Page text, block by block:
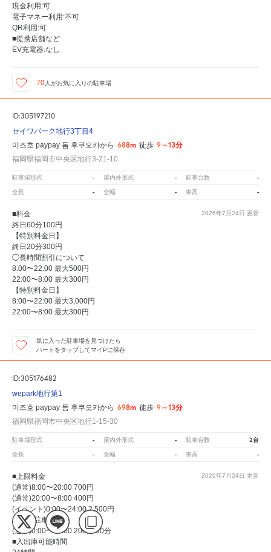
現金利用:可
電子マネー利用:不可
QR利用:可
■提携店舗など
EV充電器:なし
70 人がお気に入りの駐車場
ID:305197210
セイワパーク地行3丁目4
미즈호 paypay 돔 후쿠오카から 688m 徒歩 9～13分
福岡県福岡市中央区地行3-21-10
駐車場形式 - 屋内外形式 - 駐車台数 -
全長 - 全幅 - 車高 -
2026年7月24日 更新
■料金
終日60分100円
【特別料金日】
終日20分300円
◯長時間割引について
8:00〜22:00 最大500円
22:00〜8:00 最大300円
【特別料金日】
8:00〜22:00 最大3,000円
22:00〜8:00 最大300円
気に入った駐車場を見つけたら
ハートをタップしてマイPに保存
ID:305176482
wepark地行第1
미즈호 paypay 돔 후쿠오카から 698m 徒歩 9～13分
福岡県福岡市中央区地行1-15-30
駐車場形式 - 屋内外形式 - 駐車台数 2台
全長 - 全幅 - 車高 -
2026年7月24日 更新
■上限料金
(通常)8:00〜20:00 700円
(通常)20:00〜8:00 400円
(イベント)0:00〜24:00 2,500円
【通常駐車料金】
(通常)0:00〜24:00 200円 60分
■入出庫可能時間